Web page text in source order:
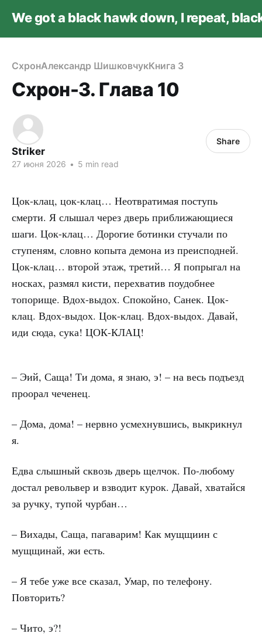
We got a black hawk down, I repeat,
СхронАлександр ШишковчукКнига 3
Схрон-3. Глава 10
Striker
27 июня 2026 • 5 min read
Share
Цок-клац, цок-клац… Неотвратимая поступь
смерти. Я слышал через дверь приближающиеся
шаги. Цок-клац… Дорогие ботинки стучали по
ступеням, словно копыта демона из преисподней.
Цок-клац… второй этаж, третий… Я попрыгал на
носках, размял кисти, перехватив поудобнее
топорище. Вдох-выдох. Спокойно, Санек. Цок-
клац. Вдох-выдох. Цок-клац. Вдох-выдох. Давай,
иди сюда, сука! ЦОК-КЛАЦ!
– Эий, Саща! Ти дома, я знаю, э! – на весь подъезд
проорал чеченец.
– Дома, дома! – нервно усмехнувшись, выкрикнул
я.
Едва слышный сквозь дверь щелчок. По-любому
достал револьвер и взводит курок. Давай, хватайся
за ручку, тупой чурбан…
– Вихады, Саща, пагаварим! Как мущщиин с
мущщинай, жи есть.
– Я тебе уже все сказал, Умар, по телефону.
Повторить?
– Чито, э?!